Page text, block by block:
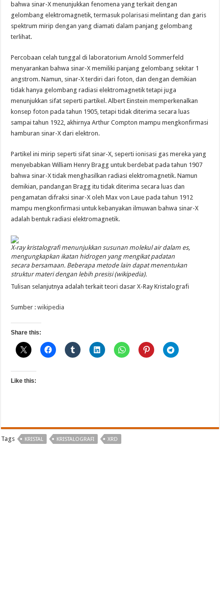
bahwa sinar-X menunjukkan fenomena yang terkait dengan
gelombang elektromagnetik, termasuk polarisasi melintang dan garis
spektrum mirip dengan yang diamati dalam panjang gelombang
terlihat.
Percobaan celah tunggal di laboratorium Arnold Sommerfeld
menyarankan bahwa sinar-X memiliki panjang gelombang sekitar 1
angstrom. Namun, sinar-X terdiri dari foton, dan dengan demikian
tidak hanya gelombang radiasi elektromagnetik tetapi juga
menunjukkan sifat seperti partikel. Albert Einstein memperkenalkan
konsep foton pada tahun 1905, tetapi tidak diterima secara luas
sampai tahun 1922, akhirnya Arthur Compton mampu mengkonfirmasi
hamburan sinar-X dari elektron.
Partikel ini mirip seperti sifat sinar-X, seperti ionisasi gas mereka yang
menyebabkan William Henry Bragg untuk berdebat pada tahun 1907
bahwa sinar-X tidak menghasilkan radiasi elektromagnetik. Namun
demikian, pandangan Bragg itu tidak diterima secara luas dan
pengamatan difraksi sinar-X oleh Max von Laue pada tahun 1912
mampu mengkonfirmasi untuk kebanyakan ilmuwan bahwa sinar-X
adalah bentuk radiasi elektromagnetik.
X-ray kristalografi menunjukkan susunan molekul air dalam es,
mengungkapkan ikatan hidrogen yang mengikat padatan
secara bersamaan. Beberapa metode lain dapat menentukan
struktur materi dengan lebih presisi (wikipedia).
Tulisan selanjutnya adalah terkait teori dasar X-Ray Kristalografi
Sumber :wikipedia
Share this:
Like this:
Tags KRISTAL KRISTALOGRAFI XRD